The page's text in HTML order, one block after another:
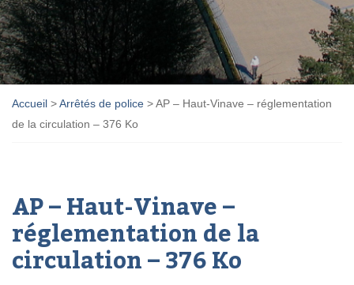
Accueil >Arrêtés de police >AP – Haut-Vinave – réglementation
de la circulation – 376 Ko
AP – Haut-Vinave –
réglementation de la
circulation – 376 Ko